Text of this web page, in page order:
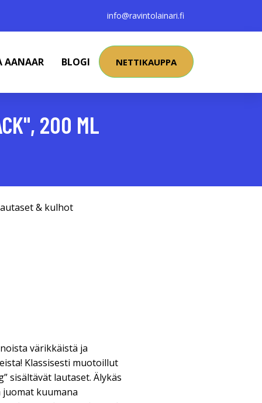
info@ravintolainari.fi
AANAAR BLOGI NETTIKAUPPA
200 ML
& kulhot
värikkäistä ja
Klassisesti muotoillut
sisältävät lautaset. Älykäs
kuumana